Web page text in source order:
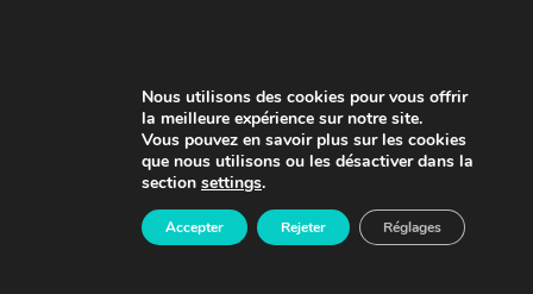
Nous utilisons des cookies pour vous offrir
la meilleure expérience sur notre site.
Vous pouvez en savoir plus sur les cookies
que nous utilisons ou les désactiver dans la
section settings.
Accepter Rejeter Réglages